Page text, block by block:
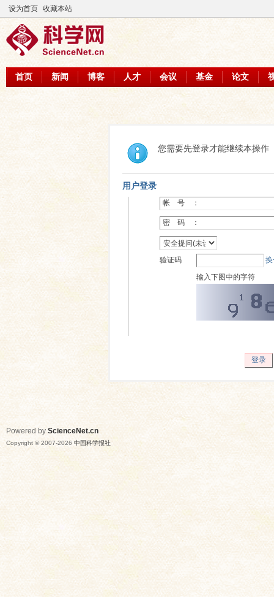
设为首页 收藏本站
首页 新闻 博客 人才 会议 基金 论文
您需要先登录才能继续本操作
用户登录
帐 号 ：
密 码 ：
验证码
输入下图中的字符
登录
Powered by ScienceNet.cn
Copyright © 2007-2026 中国科学报社